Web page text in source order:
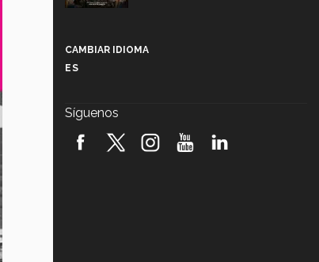
robótica FIRST 2026! (video)
CAMBIAR IDIOMA
ES
Síguenos